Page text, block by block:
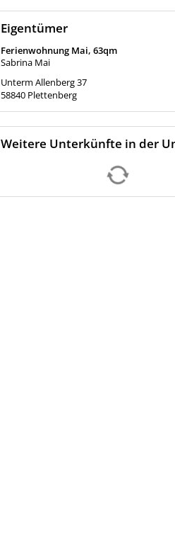
Eigentümer
Ferienwohnung Mai, 63qm
Sabrina Mai
Unterm Allenberg 37
58840 Plettenberg
Weitere Unterkünfte in der